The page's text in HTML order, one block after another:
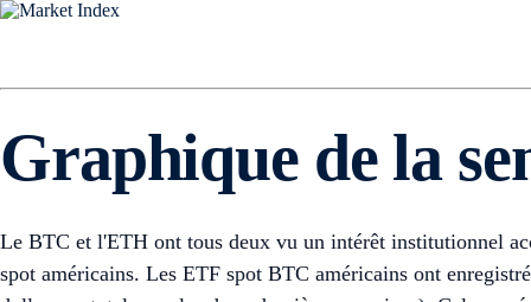
Graphique de la
Le BTC et l'ETH ont tous deux vu un intérêt institutionnel
spot américains. Les ETF spot BTC américains ont